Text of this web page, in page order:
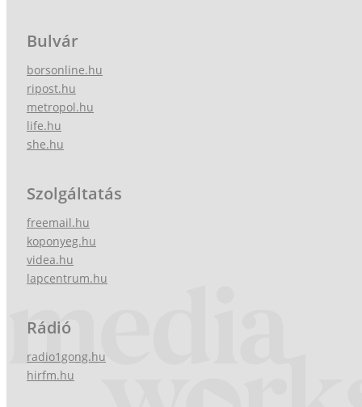
Bulvár
borsonline.hu
ripost.hu
metropol.hu
life.hu
she.hu
Szolgáltatás
freemail.hu
koponyeg.hu
videa.hu
lapcentrum.hu
Rádió
radio1gong.hu
hirfm.hu